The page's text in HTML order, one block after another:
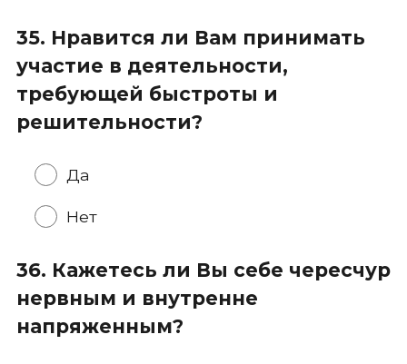
35. Нравится ли Вам принимать
участие в деятельности,
требующей быстроты и
решительности?
Да
Нет
36. Кажетесь ли Вы себе чересчур
нервным и внутренне
напряженным?